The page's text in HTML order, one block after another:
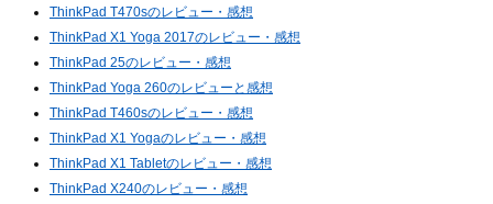
ThinkPad T470sのレビュー・感想
ThinkPad X1 Yoga 2017のレビュー・感想
ThinkPad 25のレビュー・感想
ThinkPad Yoga 260のレビューと感想
ThinkPad T460sのレビュー・感想
ThinkPad X1 Yogaのレビュー・感想
ThinkPad X1 Tabletのレビュー・感想
ThinkPad X240のレビュー・感想